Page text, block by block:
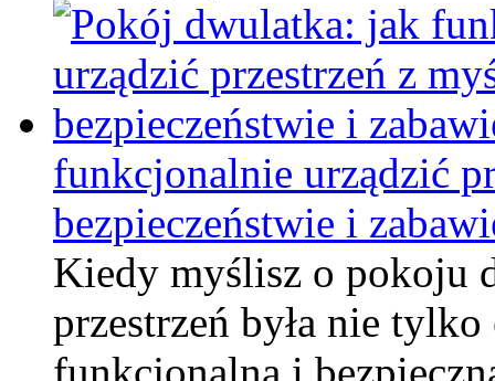
funkcjonalnie urządzić
bezpieczeństwie i
Kiedy myślisz o pokoju
przestrzeń była nie